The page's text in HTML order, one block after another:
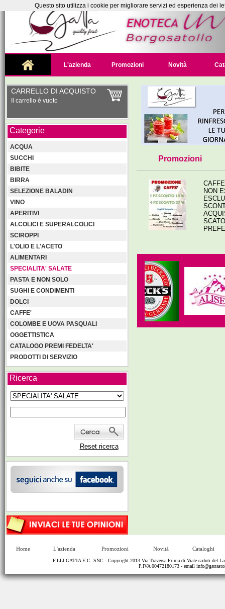
L'azienda Promozioni Novità
CARRELLO DI ACQUISTO
Il carrello è vuoto
Categorie
ACQUA
SUCCHI
BIBITE
BIRRA
SELEZIONE BALADIN
VINO
APERITIVI
ALCOLICI E SUPERALCOLICI
SCIROPPI
L'OLIO E L'ACETO
ALIMENTARI
SPECIALITA' SALATE
PASTA E NON SOLO
SUGHI E CONDIMENTI
DOLCI
CAFFE'
COLOMBE E UOVA PASQUALI
OGGETTISTICA
CATALOGO PREMI FEDELTA'
PRODOTTI DI SERVIZIO
Ricerca
Reset ricerca
Promozioni
NON
Home L'azienda Promozioni Novità Cataloghi
F.LLI GATTA E C. SNC - Copyright 2013 Via Traversa Prima di Viale caduti del
P.IVA 00472180173 - email
Questo sito utilizza i cookie per migliorare servizi ed esperienza dei